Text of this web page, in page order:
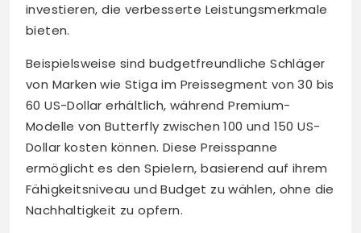
investieren, die verbesserte Leistungsmerkmale
bieten.
Beispielsweise sind budgetfreundliche Schläger
von Marken wie Stiga im Preissegment von 30 bis
60 US-Dollar erhältlich, während Premium-
Modelle von Butterfly zwischen 100 und 150 US-
Dollar kosten können. Diese Preisspanne
ermöglicht es den Spielern, basierend auf ihrem
Fähigkeitsniveau und Budget zu wählen, ohne die
Nachhaltigkeit zu opfern.